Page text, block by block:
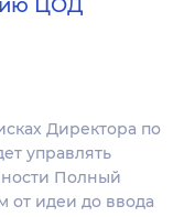
ЦОД
Директора по
управлять
Полный
от идеи до ввода